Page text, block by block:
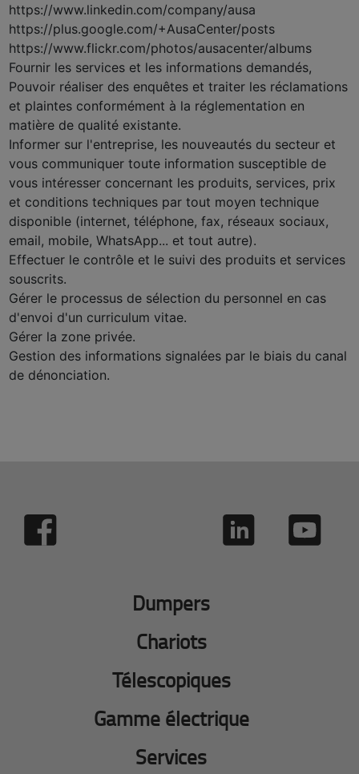
https://www.linkedin.com/company/ausa
https://plus.google.com/+AusaCenter/posts
https://www.flickr.com/photos/ausacenter/albums
Fournir les services et les informations demandés,
Pouvoir réaliser des enquêtes et traiter les réclamations
et plaintes conformément à la réglementation en
matière de qualité existante.
Informer sur l'entreprise, les nouveautés du secteur et
vous communiquer toute information susceptible de
vous intéresser concernant les produits, services, prix
et conditions techniques par tout moyen technique
disponible (internet, téléphone, fax, réseaux sociaux,
email, mobile, WhatsApp... et tout autre).
Effectuer le contrôle et le suivi des produits et services
souscrits.
Gérer le processus de sélection du personnel en cas
d'envoi d'un curriculum vitae.
Gérer la zone privée.
Gestion des informations signalées par le biais du canal
de dénonciation.
Dumpers
Chariots
Télescopiques
Gamme électrique
Services